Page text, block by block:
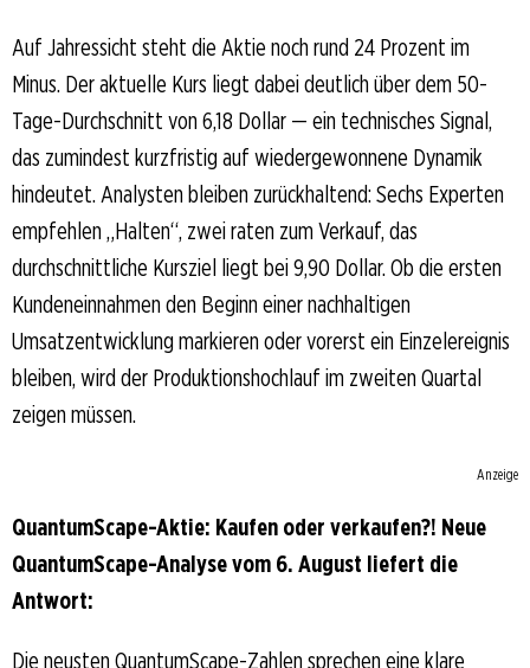
Auf Jahressicht steht die Aktie noch rund 24 Prozent im
Minus. Der aktuelle Kurs liegt dabei deutlich über dem 50-
Tage-Durchschnitt von 6,18 Dollar — ein technisches Signal,
das zumindest kurzfristig auf wiedergewonnene Dynamik
hindeutet. Analysten bleiben zurückhaltend: Sechs Experten
empfehlen „Halten“, zwei raten zum Verkauf, das
durchschnittliche Kursziel liegt bei 9,90 Dollar. Ob die ersten
Kundeneinnahmen den Beginn einer nachhaltigen
Umsatzentwicklung markieren oder vorerst ein Einzelereignis
bleiben, wird der Produktionshochlauf im zweiten Quartal
zeigen müssen.
Anzeige
QuantumScape-Aktie: Kaufen oder verkaufen?! Neue
QuantumScape-Analyse vom 6. August liefert die
Antwort:
Die neusten QuantumScape-Zahlen sprechen eine klare